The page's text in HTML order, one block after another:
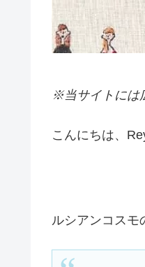
※当サイトには
こんにちは、
ルシアンコスモ